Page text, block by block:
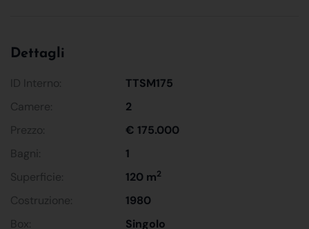
Dettagli
ID Interno:
TTSM175
Camere:
2
Prezzo:
€ 175.000
Bagni:
1
Superficie:
120 m2
Costruzione:
1980
Box:
Singolo